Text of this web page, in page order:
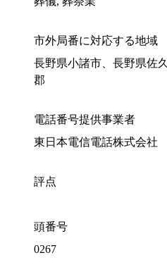
市外局番に対応する地域
長野県小諸市、長野県佐
郡
電話番号提供事業者
東日本電信電話株式会社
評点
頭番号
0267